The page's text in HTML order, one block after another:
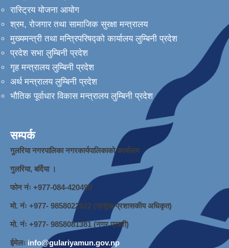
रास्ट्रिय योजना आयोग
श्रम, रोजगार तथा सामाजिक सुरक्षा मन्त्रालय
मुख्यमन्त्री तथा मन्त्रिपरिषद्को कार्यालय लुम्बिनी प्रदेश
प्रदेश सभा लुम्बिनी प्रदेश
गृह मन्त्रालय लुम्बिनी प्रदेश
अर्थ मन्त्रालय लुम्बिनी प्रदेश
भौतिक पूर्वाधार विकास मन्त्रालय लुम्बिनी प्रदेश
सम्पर्क
गुलरिया नगरपालिका नगरकार्यपालिकाको कार्यालय
गुलरिया, बर्दिया ।
फोन नंः ‌+977-084-420490
मो. नंः +977- 9858022922 (प्रमुख प्रशासकीय अधिकृत)
मो. नंः +977- 9858081381 (नगर प्रहरी)
ईमेलः info@gulariyamun.gov.np